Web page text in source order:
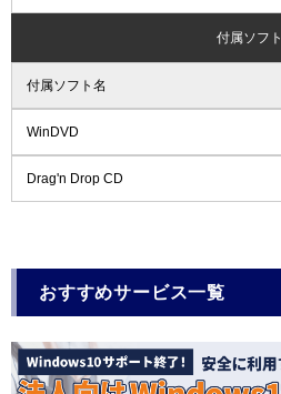
付属ソフト
付属ソフト名
WinDVD
Drag'n Drop CD
おすすめサービス一覧